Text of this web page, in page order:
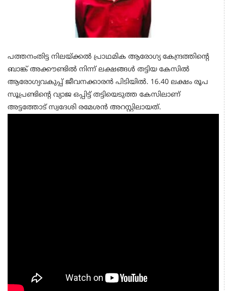
പത്തനംതിട്ട നിലയ്ക്കല്‍ പ്രാഥമിക ആരോഗ്യ കേന്ദ്രത്തിന്റെ
ബാങ്ക് അക്കൗണ്ടില്‍ നിന്ന് ലക്ഷങ്ങള്‍ തട്ടിയ കേസില്‍
ആരോഗ്യവകുപ്പ് ജീവനക്കാരന്‍ പിടിയില്‍. 16.40 ലക്ഷം രൂപ
സൂപ്രണ്ടിന്റെ വ്യാജ ഒപ്പിട്ട് തട്ടിയെടുത്ത കേസിലാണ്
അട്ടത്തോട് സ്വദേശി രമേശന്‍ അറസ്റ്റിലായത്.